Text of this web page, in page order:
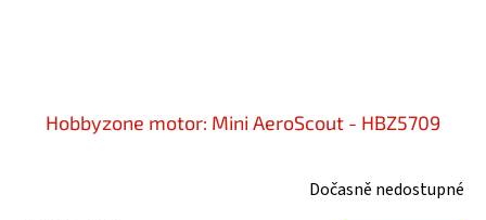
Hobbyzone motor: Mini AeroScout - HBZ5709
Dočasně nedostupné